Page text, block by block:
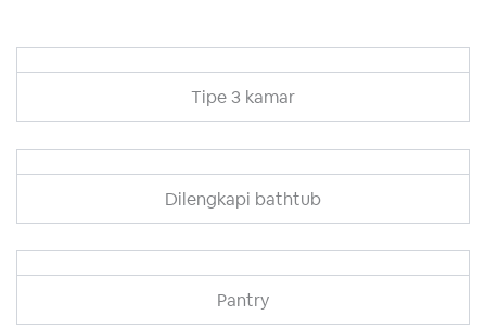
Tipe 3 kamar
Dilengkapi bathtub
Pantry